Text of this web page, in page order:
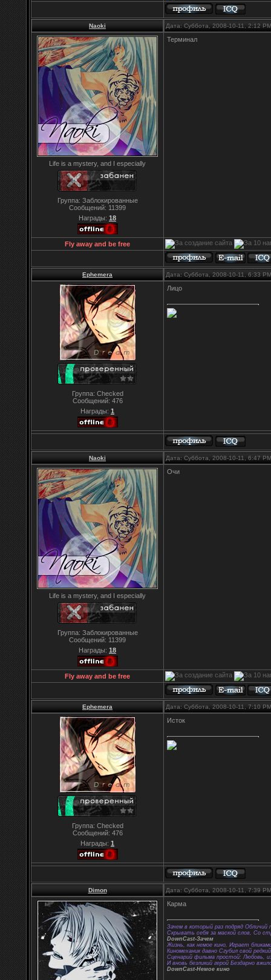
Naoki Дата: Суббота, 2008-10-11, 2:12
Life is a mystery, and I especially
Группа: Заблокированные
Сообщений: 11399
Награды: 18
Терминал
Fly away and be free
Ephemera Дата: Суббота, 2008-10-11, 6:33
Группа: Checked
Сообщений: 476
Награды: 1
Лицо
Naoki Дата: Суббота, 2008-10-11, 6:47
Life is a mystery, and I especially
Группа: Заблокированные
Сообщений: 11399
Награды: 18
Очи
Fly away and be free
Ephemera Дата: Суббота, 2008-10-11, 7:10
Группа: Checked
Сообщений: 476
Награды: 1
Исток
Dimon Дата: Суббота, 2008-10-11, 7:39
Карма
Зачем в который раз подряд Обличий
Скрывать себя за маской слов, Со
DownCast-Зачем
Жизнь, как немое кино, Играет
Киномеханик давно Сгубил свой
Сценарий фильма простой: Любовь,
И вновь безликий герой Бездарно
DownCast-Немое кино